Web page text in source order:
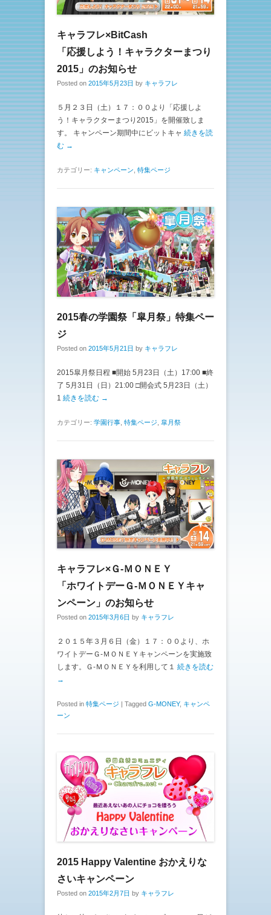
キャラフレ×BitCash
「応援しよう！キャラクターまつり
2015」のお知らせ
Posted on 2015年5月23日 by キャラフレ
５月２３日（土）１７：００より「応援しよ
う！キャラクターまつり2015」を開催致しま
す。 キャンペーン期間中にビットキャ 続きを読
む →
カテゴリー: キャンペーン 特集ページ
2015春の学園祭「皐月祭」特集ペー
ジ
Posted on 2015年5月21日 by キャラフレ
2015皐月祭日程 ■開始 5月23日（土）17:00 ■終
了 5月31日（日）21:00 □開会式 5月23日（土）
1 続きを読む →
カテゴリー: 学園行事 特集ページ 皐月祭
キャラフレ×Ｇ-ＭＯＮＥＹ
「ホワイトデーＧ-ＭＯＮＥＹキャ
ンペーン」のお知らせ
Posted on 2015年3月6日 by キャラフレ
２０１５年３月６日（金）１７：００より、ホ
ワイトデーＧ-ＭＯＮＥＹキャンペーンを実施致
します。Ｇ-ＭＯＮＥＹを利用して１ 続きを読む
→
Posted in 特集ページ | Tagged G-MONEY, キャンペ
ーン
2015 Happy Valentine おかえりな
さいキャンペーン
Posted on 2015年2月7日 by キャラフレ